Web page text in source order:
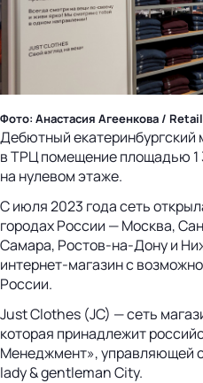
Фото: Анастасия Агеенкова /
Дебютный екатеринбургский
в ТРЦ помещение площадью 1
на нулевом этаже.
С июля 2023 года сеть
городах России — Москва,
Самара, Ростов-на-Дону и
интернет-магазин с
России.
Just Clothes (JC) — сеть
которая принадлежит
Менеджмент», управляющей
lady & gentleman City.